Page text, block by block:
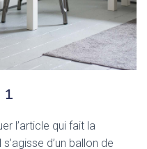
l’article qui fait la
d’un ballon de